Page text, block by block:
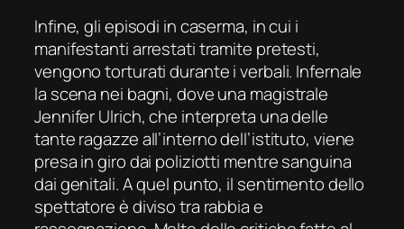
Infine, gli episodi in caserma, in cui i
manifestanti arrestati tramite pretesti,
vengono torturati durante i verbali. Infernale
la scena nei bagni, dove una magistrale
Jennifer Ulrich, che interpreta una delle
tante ragazze all’interno dell’istituto, viene
presa in giro dai poliziotti mentre sanguina
dai genitali. A quel punto, il sentimento dello
spettatore è diviso tra rabbia e